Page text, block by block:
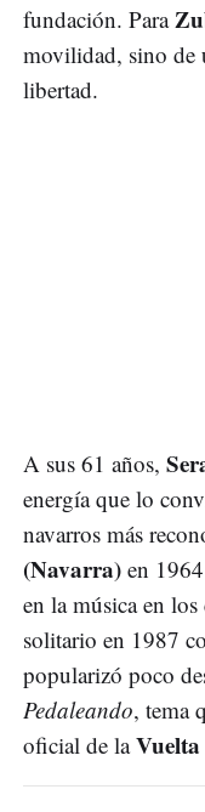
fundación. Para
movilidad, sino de
libertad.
A sus 61 años,
energía que lo
navarros más
(Navarra) en
en la música en
solitario en 1987
popularizó poco
Pedaleando, tema
oficial de la